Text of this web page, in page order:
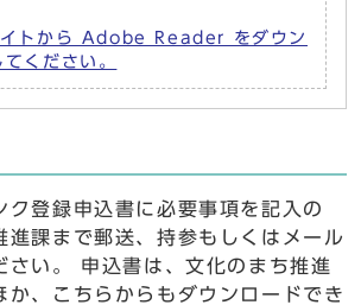
トから Adobe Reader をダウン
ください。
ク登録申込書に必要事項を記入の
進課まで郵送、持参もしくはメール
さい。 申込書は、文化のまち推進
か、こちらからもダウンロードでき